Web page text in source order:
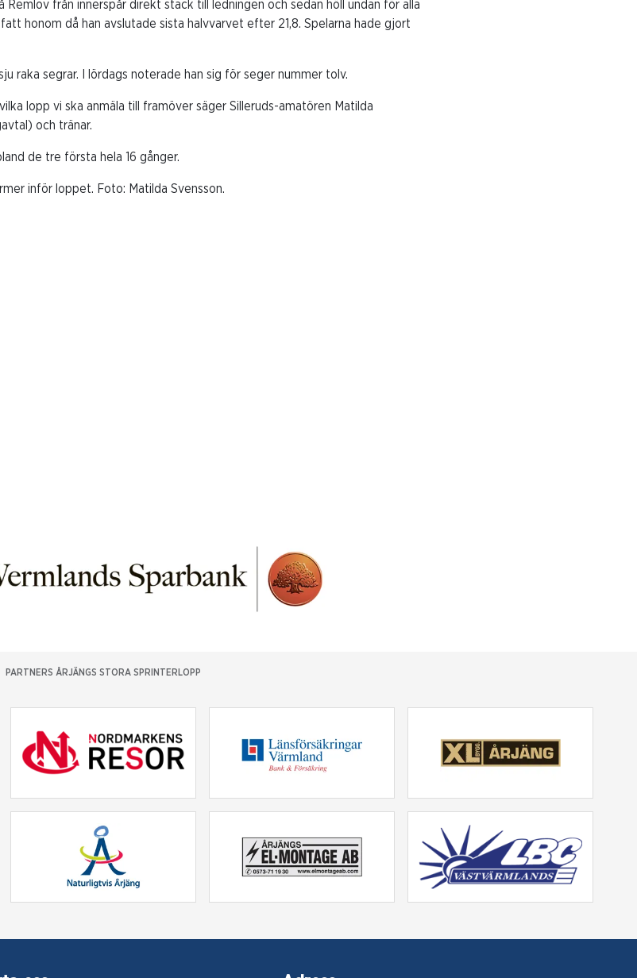
från innerspår direkt stack till ledningen och sedan höll undan för alla
honom då han avslutade sista halvvarvet efter 21,8. Spelarna hade gjort
raka segrar. I lördags noterade han sig för seger nummer tolv.
lopp vi ska anmäla till framöver säger Silleruds-amatören Matilda
och tränar.
de tre första hela 16 gånger.
inför loppet. Foto: Matilda Svensson.
PARTNERS ÅRJÄNGS STORA SPRINTERLOPP